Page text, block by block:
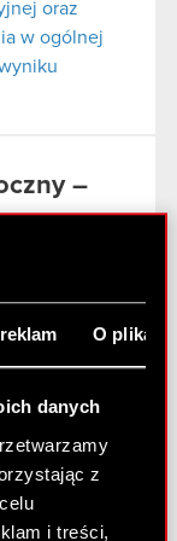
O
danych
z
i treści,
oraz
w ogólnej
–
S.A. z
2010 r.